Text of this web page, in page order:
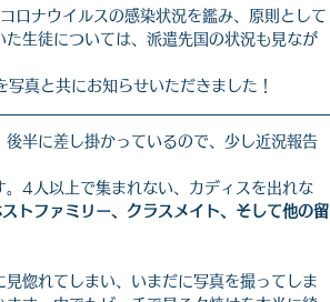
ナウイルスの感染状況を鑑み、原則として
生徒については、派遣先国の状況も見なが
真と共にお知らせいただきました！
半に差し掛かっているので、少し近況報告
4人以上で集まれない、カディスを出れな
トファミリー、クラスメイト、そして他の留
惚れてしまい、いまだに写真を撮ってしま